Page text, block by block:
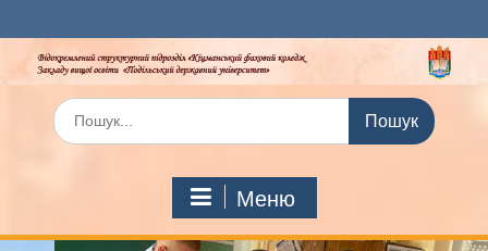
до
вмісту
Шукати:
Меню